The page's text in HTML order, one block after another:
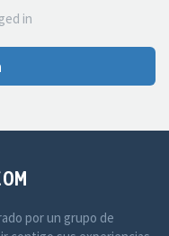
in
por un grupo de